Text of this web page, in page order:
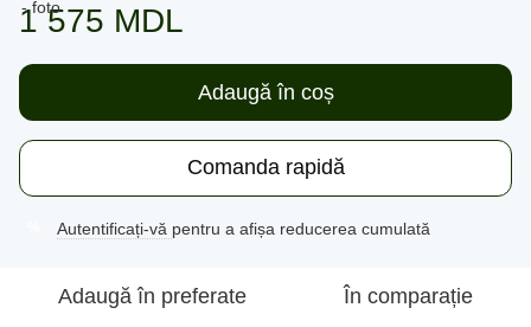
1 575 MDL
Adaugă în coș
Comanda rapidă
Autentificați-vă pentru a afișa reducerea cumulată
Adaugă în preferate În comparație